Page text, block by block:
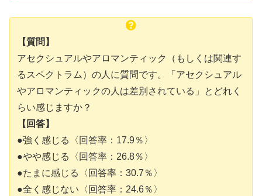
【質問】
アセクシュアルやアロマンティック（もしくは関連す
るスペクトラム）の人に質問です。「アセクシュアル
やアロマンティックの人は差別されている」とどれく
らい感じますか？
【回答】
●強く感じる〈回答率：17.9％〉
●やや感じる〈回答率：26.8％〉
●たまに感じる〈回答率：30.7％〉
●全く感じない〈回答率：24.6％〉